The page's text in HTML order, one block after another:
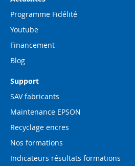
Programme Fidélité
Youtube
Financement
Blog
Support
SAV fabricants
Maintenance EPSON
Recyclage encres
Nos formations
Indicateurs résultats formations